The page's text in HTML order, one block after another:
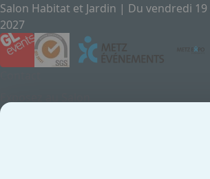
Salon Habitat et Jardin | Du vendredi
2027